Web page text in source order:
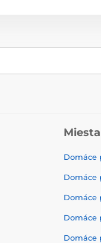
Domáce
Domáce
Domáce
Domáce
Domáce